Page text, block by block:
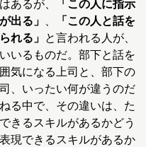
あるが、
「この人に指示
出る」
「この人と話を
れる」 と言われる人が、
いるものだ。部下と話を
気になる上司と、部下の
、いったい何が違うのだ
る中で、その違いは、た
きるスキルがあるかどう
現できるスキルがあるか